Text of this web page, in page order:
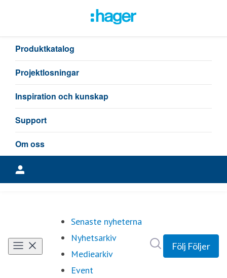
Senaste nyheterna
Nyhetsarkiv
Mediearkiv
Event
Följ Följer